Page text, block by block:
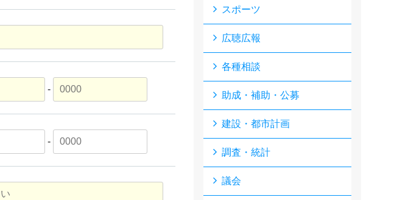
-
-
スポーツ
広聴広報
各種相談
助成・補助・公募
建設・都市計画
調査・統計
議会